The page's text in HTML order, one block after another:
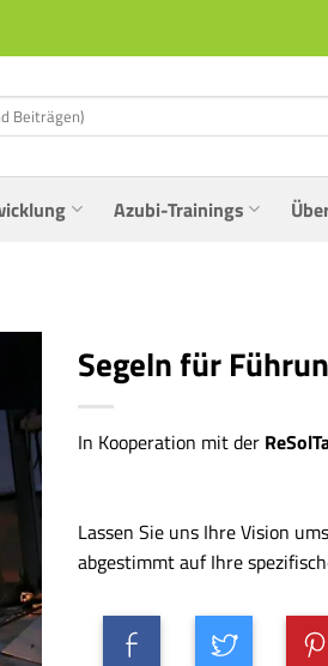
Azubi-Trainings
Segeln für
In Kooperation mit der
Lassen Sie uns Ihre Vision
abgestimmt auf Ihre